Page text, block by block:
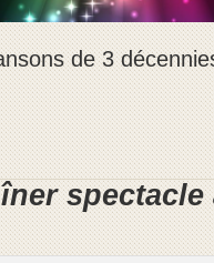
de 3
spectacle